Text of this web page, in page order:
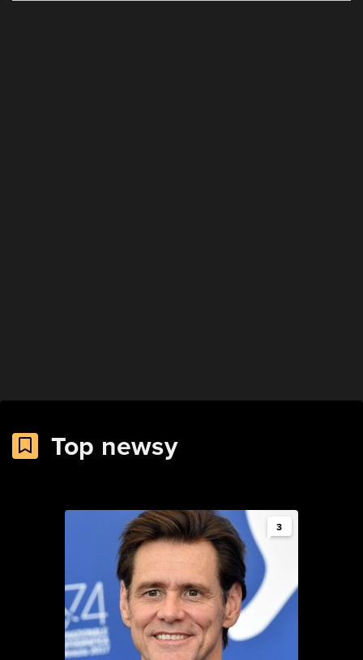
Top newsy
3